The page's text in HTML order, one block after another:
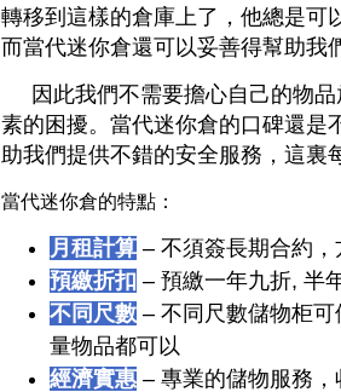
轉移到這樣的倉庫上了，他總是可
而當代迷你倉還可以妥善得幫助我
因此我們不需要擔心自己的物品
素的困擾。當代迷你倉的口碑還是
助我們提供不錯的安全服務，這裏
當代迷你倉的特點：
月租計算 – 不須簽長期合約
預繳折扣 – 預繳一年九折, 半
不同尺數 – 不同尺數儲物柜
量物品都可以
經濟實惠 – 專業的儲物服務